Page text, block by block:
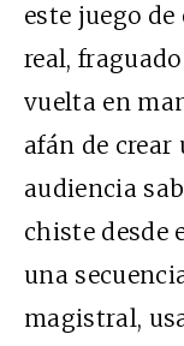
este juego
real,
vuelta en
afán de crear
audiencia
chiste desde
una
magistral,